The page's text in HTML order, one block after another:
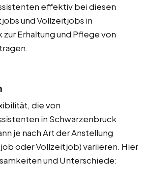
effektiv bei diesen
und Vollzeitjobs in
Erhaltung und Pflege von
die von
in Schwarzenbruck
je nach Art der Anstellung
oder Vollzeitjob) variieren. Hier
und Unterschiede: